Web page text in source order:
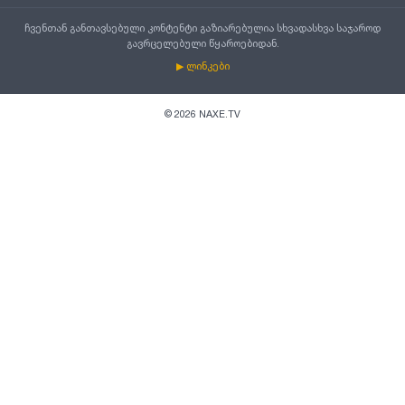
ჩვენთან განთავსებული კონტენტი გაზიარებულია სხვადასხვა საჯაროდ
გავრცელებული წყაროებიდან.
▶ ლინკები
© 2026 NAXE.TV